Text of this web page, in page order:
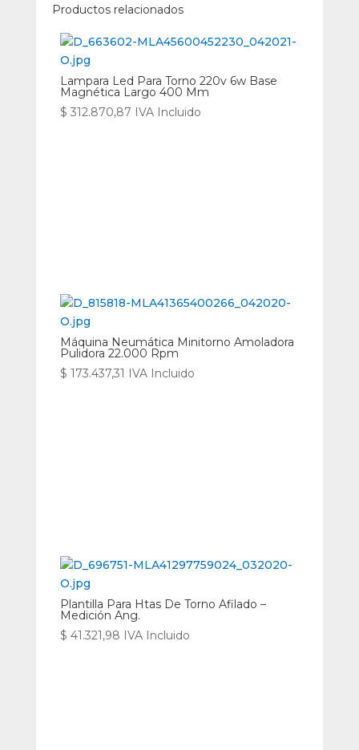
Productos relacionados
Lampara Led Para Torno 220v 6w Base
Magnética Largo 400 Mm
$ 312.870,87 IVA Incluido
Máquina Neumática Minitorno Amoladora
Pulidora 22.000 Rpm
$ 173.437,31 IVA Incluido
Plantilla Para Htas De Torno Afilado –
Medición Ang.
$ 41.321,98 IVA Incluido